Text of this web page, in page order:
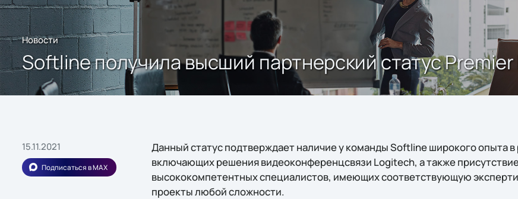
Новости
Softline получила высший партнерский статус
15.11.2021
Подписаться в MAX
Данный статус подтверждает наличие у команды Softline широкого опыта
включающих решения видеоконференцсвязи Logitech, а также
высококомпетентных специалистов, имеющих соответствующую
проекты любой сложности.